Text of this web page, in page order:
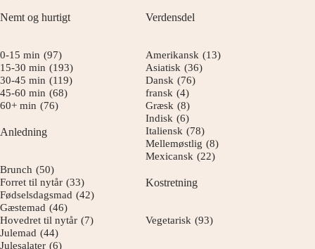
Nemt og hurtigt
0-15 min (97)
15-30 min (193)
30-45 min (119)
45-60 min (68)
60+ min (76)
Anledning
Brunch (50)
Forret til nytår (33)
Fødselsdagsmad (42)
Gæstemad (46)
Hovedret til nytår (7)
Julemad (44)
Julesalater (6)
Verdensdel
Amerikansk (13)
Asiatisk (36)
Dansk (76)
fransk (4)
Græsk (8)
Indisk (6)
Italiensk (78)
Mellemøstlig (8)
Mexicansk (22)
Kostretning
Vegetarisk (93)